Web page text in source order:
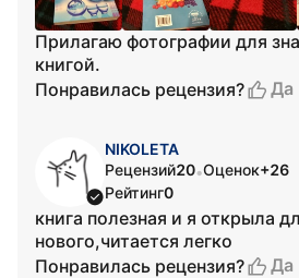
Прилагаю фотографии для
книгой.
Понравилась рецензия?
Да
NIKOLETA
Рецензий20•Оценок+26
Рейтинг0
книга полезная и я открыла
нового,читается легко
Понравилась рецензия?
Да